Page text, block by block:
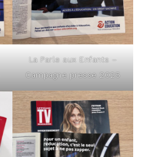
La Parle aux Enfants –
Cam­pagne presse 2025